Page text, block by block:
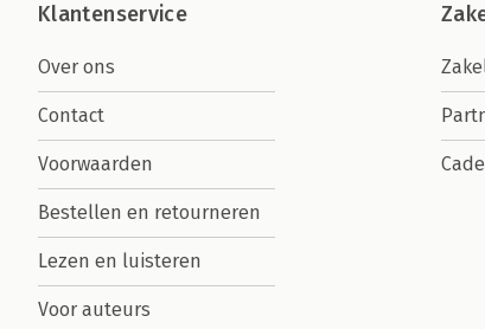
Klantenservice
Over ons
Contact
Voorwaarden
Bestellen en retourneren
Lezen en luisteren
Voor auteurs